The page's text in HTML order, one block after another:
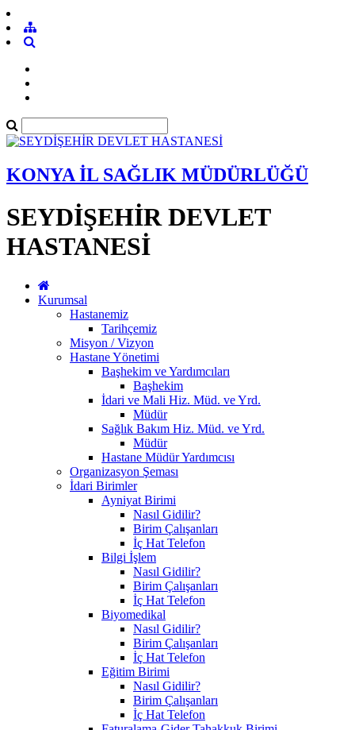
KONYA İL SAĞLIK MÜDÜRLÜĞÜ
SEYDİŞEHİR DEVLET
HASTANESİ
Kurumsal
Hastanemiz
Tarihçemiz
Misyon / Vizyon
Hastane Yönetimi
Başhekim ve Yardımcıları
Başhekim
İdari ve Mali Hiz. Müd. ve Yrd.
Müdür
Sağlık Bakım Hiz. Müd. ve Yrd.
Müdür
Hastane Müdür Yardımcısı
Organizasyon Şeması
İdari Birimler
Ayniyat Birimi
Nasıl Gidilir?
Birim Çalışanları
İç Hat Telefon
Bilgi İşlem
Nasıl Gidilir?
Birim Çalışanları
İç Hat Telefon
Biyomedikal
Nasıl Gidilir?
Birim Çalışanları
İç Hat Telefon
Eğitim Birimi
Nasıl Gidilir?
Birim Çalışanları
İç Hat Telefon